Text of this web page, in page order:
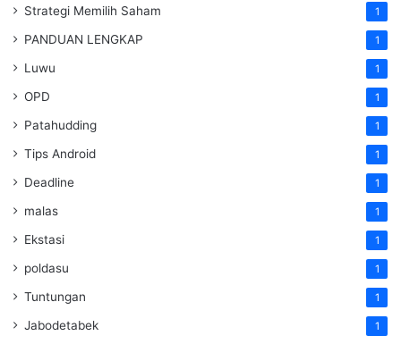
Strategi Memilih Saham 1
PANDUAN LENGKAP 1
Luwu 1
OPD 1
Patahudding 1
Tips Android 1
Deadline 1
malas 1
Ekstasi 1
poldasu 1
Tuntungan 1
Jabodetabek 1